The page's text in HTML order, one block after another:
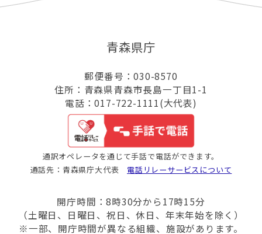
青森県庁
郵便番号：030-8570
住所：青森県青森市長島一丁目1-1
電話：017-722-1111(大代表)
通訳オペレータを通じて手話で電話ができます。
通話先：青森県庁大代表 電話リレーサービスについて
開庁時間：8時30分から17時15分
（土曜日、日曜日、祝日、休日、年末年始を除く）
※一部、開庁時間が異なる組織、施設があります。